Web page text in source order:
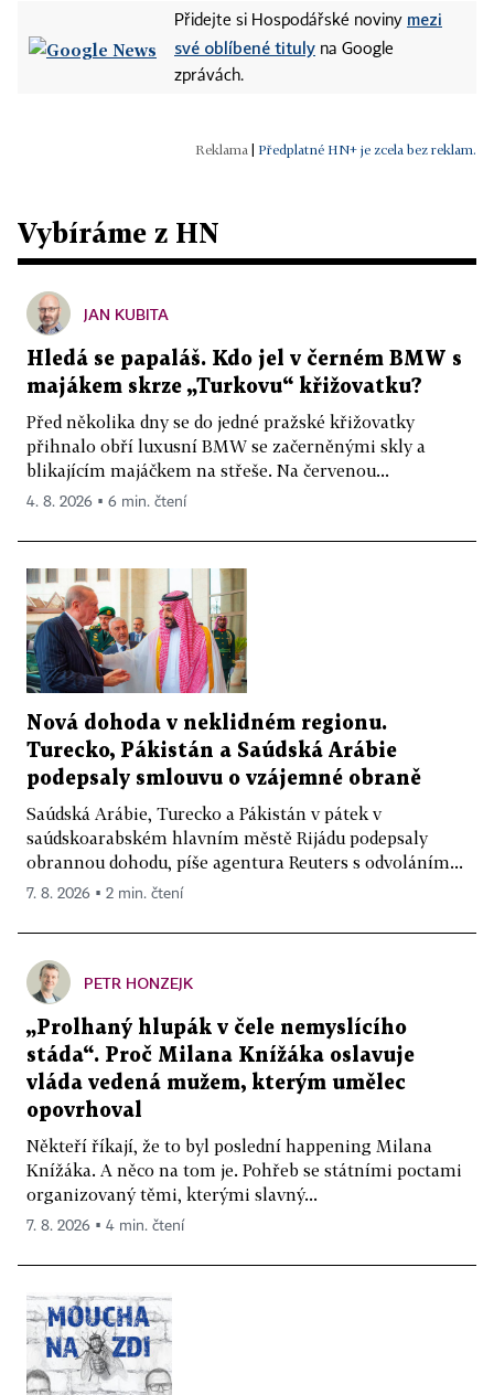
Přidejte si Hospodářské noviny mezi
své oblíbené tituly na Google
zprávách.
Předplatné HN+ je zcela bez reklam.
Vybíráme z HN
JAN KUBITA
Hledá se papaláš. Kdo jel v černém BMW s
majákem skrze „Turkovu“ křižovatku?
Před několika dny se do jedné pražské křižovatky
přihnalo obří luxusní BMW se začerněnými skly a
blikajícím majáčkem na střeše. Na červenou...
4. 8. 2026 ▪ 6 min. čtení
Nová dohoda v neklidném regionu.
Turecko, Pákistán a Saúdská Arábie
podepsaly smlouvu o vzájemné obraně
Saúdská Arábie, Turecko a Pákistán v pátek v
saúdskoarabském hlavním městě Rijádu podepsaly
obrannou dohodu, píše agentura Reuters s odvoláním...
7. 8. 2026 ▪ 2 min. čtení
PETR HONZEJK
„Prolhaný hlupák v čele nemyslícího
stáda“. Proč Milana Knížáka oslavuje
vláda vedená mužem, kterým umělec
opovrhoval
Někteří říkají, že to byl poslední happening Milana
Knížáka. A něco na tom je. Pohřeb se státními poctami
organizovaný těmi, kterými slavný...
7. 8. 2026 ▪ 4 min. čtení